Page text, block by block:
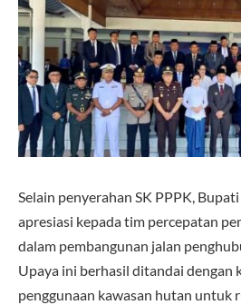
Selain penyerahan SK PPPK,
apresiasi kepada tim percepatan
dalam pembangunan jalan
Upaya ini berhasil ditandai dengan
penggunaan kawasan hutan untuk